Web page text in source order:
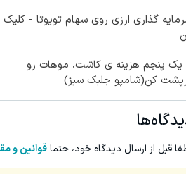
گذاری ارزی روی سهام تویوتا - کلیک
یک پنجم هزینه ی کاشت، موهات رو
کن(شامپو جلبک سبز)
قبل از ارسال دیدگاه خود، حتماقوانین و